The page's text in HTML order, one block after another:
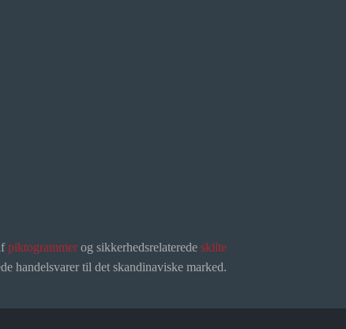
piktogrammer og sikkerhedsrelaterede skilte
handelsvarer til det skandinaviske marked.